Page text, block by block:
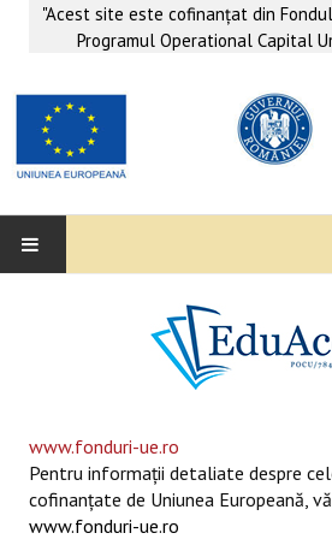
"Acest site este cofinanţat din
Programul Operational Capital
SUPORT EDUCAȚIONAL
SERVICII PSIHO-SOCIALE
www.fonduri-ue.ro
Pentru informaţii detaliate despre
cofinanţate de Uniunea Europeană,
www.fonduri-ue.ro